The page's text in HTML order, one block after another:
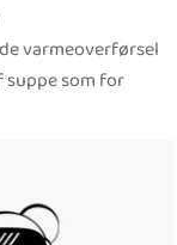
varmeoverførsel
som for